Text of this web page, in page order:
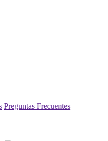
Preguntas Frecuentes